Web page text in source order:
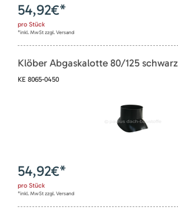
54,92€*
pro Stück
*inkl. MwSt zzgl. Versand
Klöber Abgaskalotte 80/125 schwarz
KE 8065-0450
54,92€*
pro Stück
*inkl. MwSt zzgl. Versand